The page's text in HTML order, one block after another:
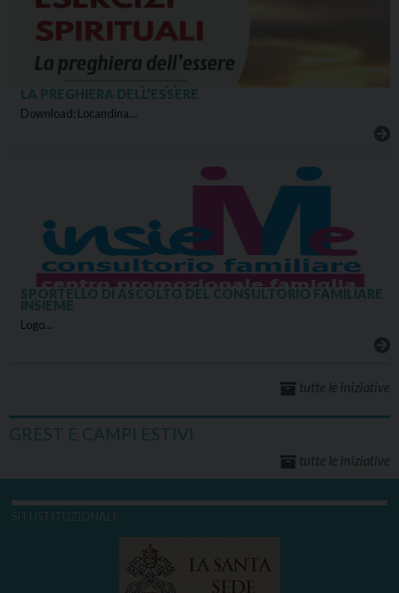
LA PREGHIERA DELL’ESSERE
Download: Locandina…
SPORTELLO DI ASCOLTO DEL CONSULTORIO FAMILIARE
INSIEME
Logo…
tutte le iniziative
GREST E CAMPI ESTIVI
tutte le iniziative
SITI ISTITUZIONALI